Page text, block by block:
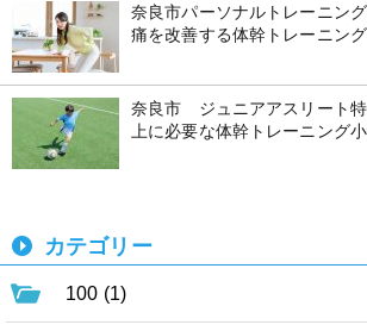
奈良市パーソナルトレーニン
痛を改善する体幹トレーニング
奈良市 ジュニアアスリート
上に必要な体幹トレーニング
カテゴリー
100 (1)